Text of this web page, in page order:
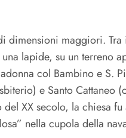
maggiori.
lapide, su un terreno
col Bambino e S.
e Santo
XX secolo, la chiesa
nella cupola della